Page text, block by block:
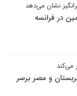
نشان می‌دهد
در فرانسه
می‌کند
و مصر برسر